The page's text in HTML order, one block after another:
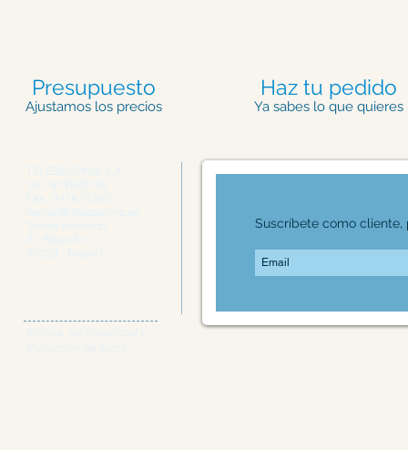
Presupuesto
Ajustamos los precios
Haz tu pedido
Ya sabes lo que quieres
TELEBEARING, S.A.
Tel.: 917670162
Fax.: 917671380
ventas@telebearing.es
Tomás Redondo,
2 – Nave 3-1
28033 - Madrid
Suscríbete como cliente,